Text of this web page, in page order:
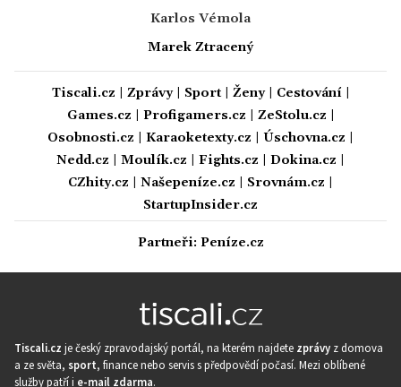
Karlos Vémola
Marek Ztracený
Tiscali.cz Zprávy| Sport| Ženy| Cestování|
Games.cz
Profigamers.cz ZeStolu.cz
Osobnosti.cz
Karaoketexty.cz Úschovna.cz
Nedd.cz
Moulík.cz Fights.cz Dokina.cz
CZhity.cz
Našepeníze.cz Srovnám.cz
StartupInsider.cz
Partneři: Peníze.cz
Tiscali.cz je český zpravodajský portál, na kterém najdete zprávy z domova
a ze světa, sport, finance nebo servis s předpovědí počasí. Mezi oblíbené
služby patří i e-mail zdarma.